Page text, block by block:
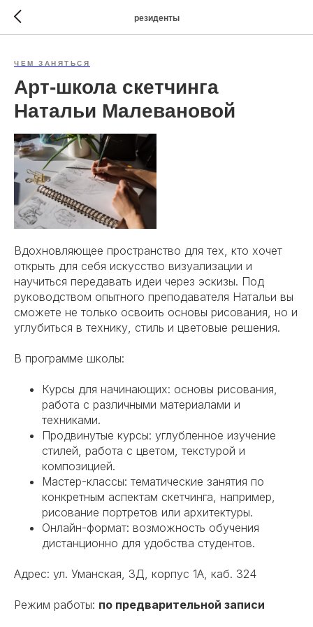
резиденты
ЧЕМ ЗАНЯТЬСЯ
Арт-школа скетчинга
Натальи Малевановой
Вдохновляющее пространство для тех, кто хочет
открыть для себя искусство визуализации и
научиться передавать идеи через эскизы. Под
руководством опытного преподавателя Натальи вы
сможете не только освоить основы рисования, но и
углубиться в технику, стиль и цветовые решения.
В программе школы:
Курсы для начинающих: основы рисования,
работа с различными материалами и
техниками.
Продвинутые курсы: углубленное изучение
стилей, работа с цветом, текстурой и
композицией.
Мастер-классы: тематические занятия по
конкретным аспектам скетчинга, например,
рисование портретов или архитектуры.
Онлайн-формат: возможность обучения
дистанционно для удобства студентов.
Адрес: ул. Уманская, 3Д, корпус 1А, каб. 324
Режим работы: по предварительной записи